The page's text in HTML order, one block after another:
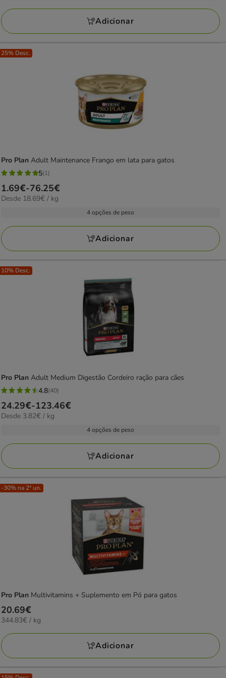
avaliações
76.25€
Adicionar
25% Desc.
Pro Plan Adult Maintenance Frango em lata para gatos
5
estrelas
com
avaliações
5(1)
Preço
de
76.25€
1.69€-76.25€
18.69€
Desde 18.69€ / kg
4 opções de peso
Adicionar
10% Desc.
Pro Plan Adult Medium Digestão Cordeiro ração para cães
4.8
estrelas
com
avaliações
4.8(40)
Preço
de
123.46€
24.29€-123.46€
3.82€
Desde 3.82€ / kg
4 opções de peso
Adicionar
-30% na 2ª un.
Pro Plan Multivitamins + Suplemento em Pó para gatos
Preço
20.69€
20.69€
344.83€
KG
344.83€ / kg
Adicionar